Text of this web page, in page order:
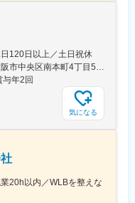
2・4休、日祝休み。
販売、工事までワンストッ
定成長を続けています。
120日以上／土日祝休
与年2回
気になる
20h以内／WLBを整えな